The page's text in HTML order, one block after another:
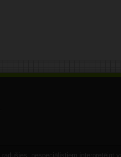
nespeciālistiem interpretējot